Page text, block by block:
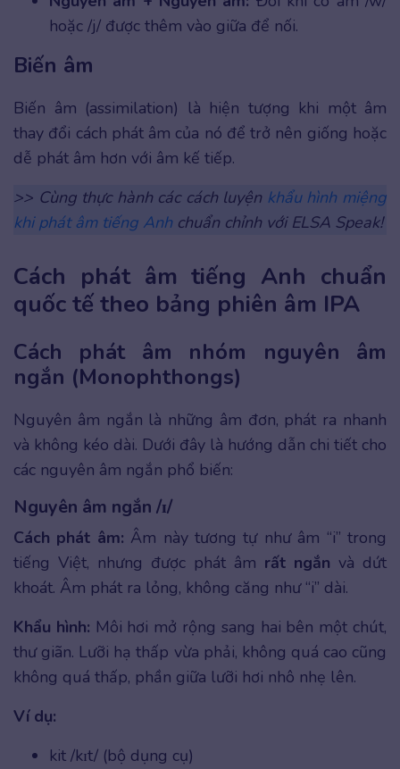
hoặc /j/ được thêm vào giữa để nối.
Biến âm
Biến âm (assimilation) là hiện tượng khi một âm
thay đổi cách phát âm của nó để trở nên giống hoặc
dễ phát âm hơn với âm kế tiếp.
>> Cùng thực hành các cách luyện khẩu hình miệng
khi phát âm tiếng Anh chuẩn chỉnh với ELSA Speak!
Cách phát âm tiếng Anh chuẩn
quốc tế theo bảng phiên âm IPA
Cách phát âm nhóm nguyên âm
ngắn (Monophthongs)
Nguyên âm ngắn là những âm đơn, phát ra nhanh
và không kéo dài. Dưới đây là hướng dẫn chi tiết cho
các nguyên âm ngắn phổ biến:
Nguyên âm ngắn /ɪ/
Cách phát âm: Âm này tương tự như âm “i” trong
tiếng Việt, nhưng được phát âm rất ngắn và dứt
khoát. Âm phát ra lỏng, không căng như “i” dài.
Khẩu hình: Môi hơi mở rộng sang hai bên một chút,
thư giãn. Lưỡi hạ thấp vừa phải, không quá cao cũng
không quá thấp, phần giữa lưỡi hơi nhô nhẹ lên.
Ví dụ:
kit /kɪt/ (bộ dụng cụ)